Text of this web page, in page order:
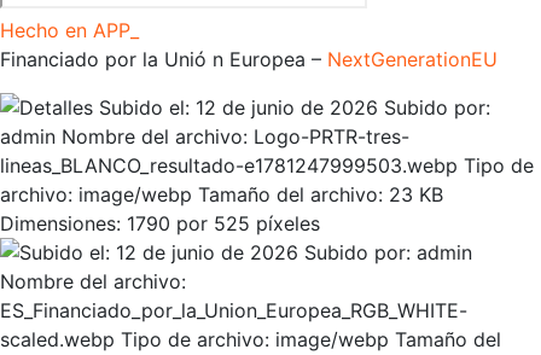
Hecho en APP_
Financiado por la Unió n Europea – NextGenerationEU